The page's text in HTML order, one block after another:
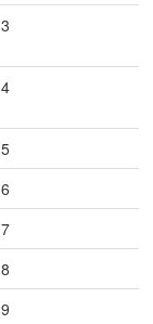
3
4
5
6
7
8
9